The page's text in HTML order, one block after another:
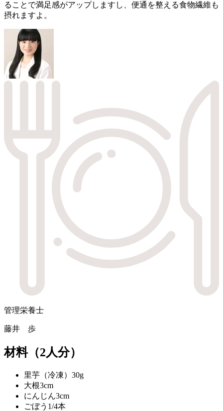
ることで満足感がアップしますし、便通を整える食物繊維も
摂れますよ。
管理栄養士
藤井 歩
材料（2人分）
里芋（冷凍） 30g
大根3cm
にんじん3cm
ごぼう 1/4本